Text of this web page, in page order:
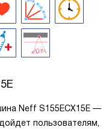
Neff S155ECX15E —
пользователям,